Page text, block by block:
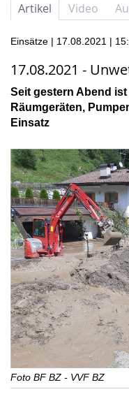
Artikel Video
Einsätze | 17.08.2021 |
17.08.2021 -
Seit gestern Abend
Räumgeräten,
Einsatz
Foto BF BZ - VVF BZ